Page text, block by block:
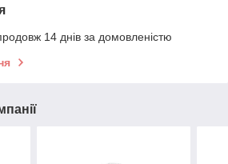
14 днів за домовленістю